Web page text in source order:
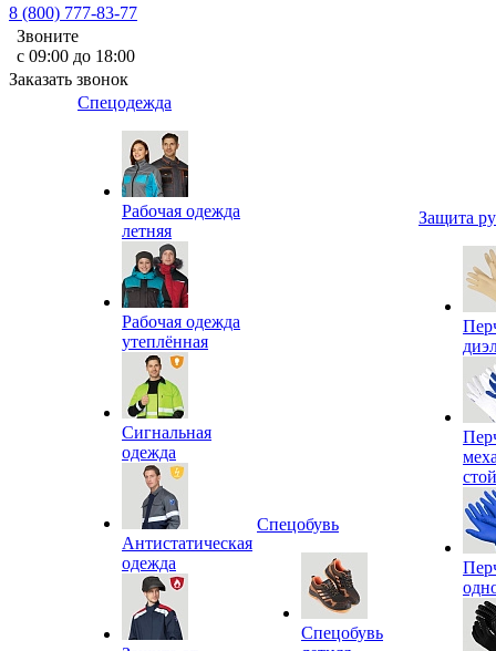
8 (800) 777-83-77
Звоните
с 09:00 до 18:00
Заказать звонок
Спецодежда
Рабочая одежда
летняя
Рабочая одежда
утеплённая
Сигнальная
одежда
Антистатическая
одежда
Спецобувь
Спецобувь
Защита